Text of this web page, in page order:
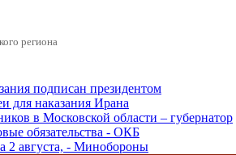
региона
подписан президентом
для наказания Ирана
в Московской области – губернатор
обязательства - ОКБ
2 августа, - Минобороны